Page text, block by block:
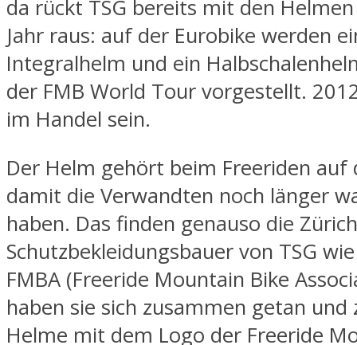
da rückt TSG bereits mit den
Jahr raus: auf der Eurobike werden
Integralhelm und ein
der FMB World Tour vorgestellt.
im Handel sein.
Der Helm gehört beim Freeriden auf
damit die Verwandten noch länger
haben. Das finden genauso die
Schutzbekleidungsbauer von TSG
FMBA (Freeride Mountain Bike
haben sie sich zusammen getan und
Helme mit dem Logo der Freeride